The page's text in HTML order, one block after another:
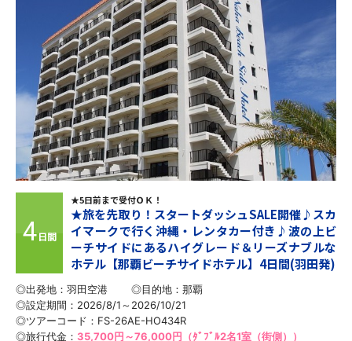
4日間
★5日前まで受付ＯＫ！
★旅を先取り！スタートダッシュSALE開催♪スカ
イマークで行く沖縄・レンタカー付き♪波の上ビ
ーチサイドにあるハイグレード＆リーズナブルな
ホテル【那覇ビーチサイドホテル】4日間(羽田発)
◎出発地：羽田空港 ◎目的地： 那覇
◎設定期間：2026/8/1～2026/10/21
◎ツアーコード：FS-26AE-HO434R
◎旅行代金： 35,700円～76,000円（ﾀﾞﾌﾞﾙ2名1室（街側））